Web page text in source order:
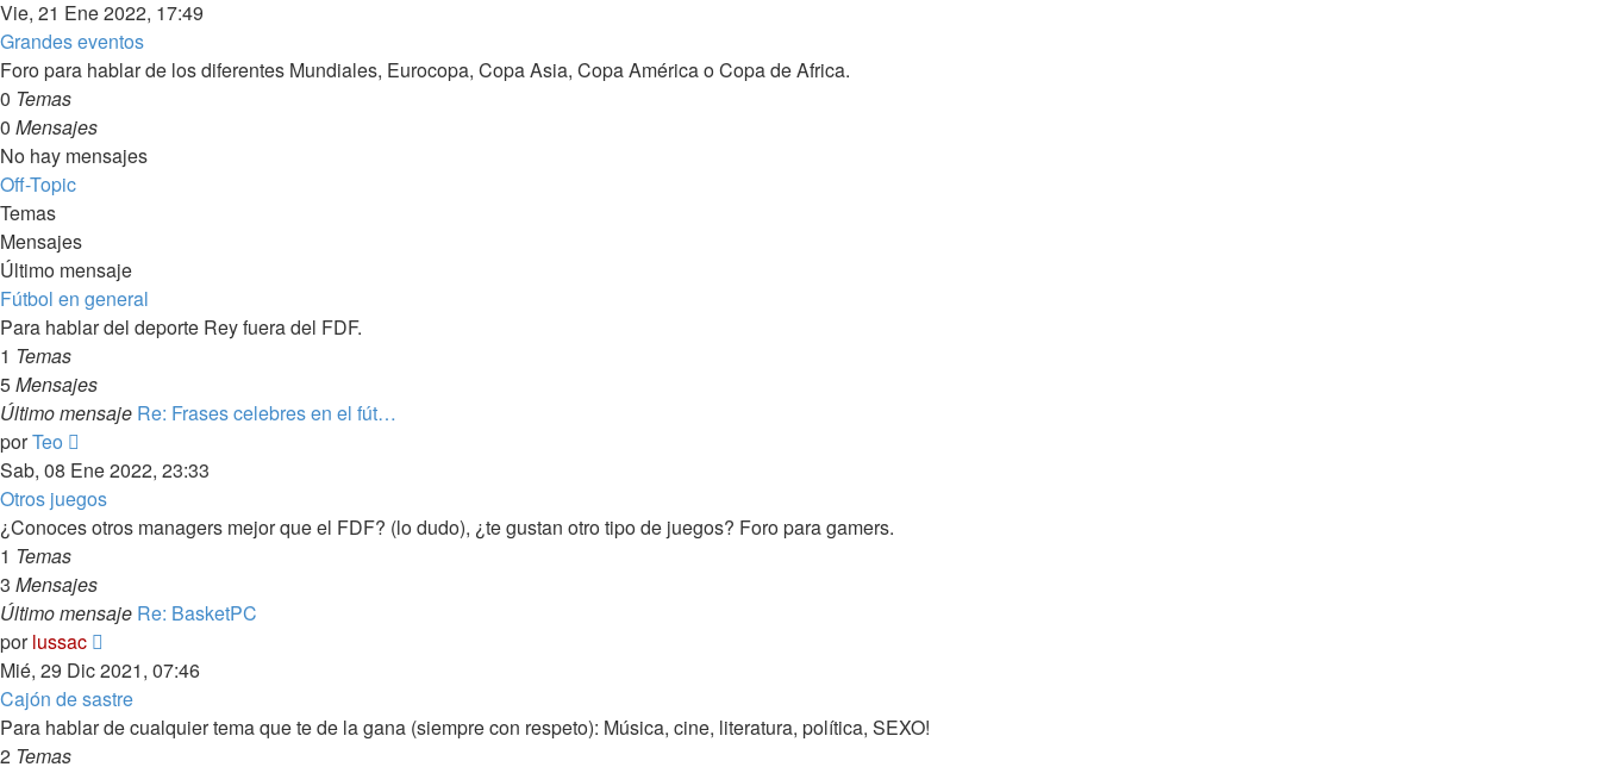
último
Vie, 21 Ene 2022, 17:49
Grandes eventos
Foro para hablar de los diferentes Mundiales, Eurocopa, Copa Asia, Copa América o Copa de Africa.
0 Temas
0 Mensajes
No hay mensajes
Off-Topic
Temas
Mensajes
Último mensaje
Fútbol en general
Para hablar del deporte Rey fuera del FDF.
1 Temas
5Mensajes
Último mensaje Re: Frases celebres en el fút…
porTeo
último
mensaje
Sab, 08 Ene 2022, 23:33
Otros juegos
¿Conoces otros managers mejor que el FDF? (lo dudo), ¿te gustan otro tipo de juegos? Foro para gamers.
1 Temas
3 Mensajes
Último mensaje Re: BasketPC
porlussac
último
mensaje
Mié, 29 Dic 2021, 07:46
Cajón de sastre
Para hablar de cualquier tema que te de la gana (siempre con respeto): Música, cine, literatura, política, SEXO!
2 Temas